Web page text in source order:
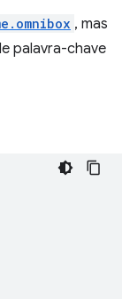
, mas
palavra-chave